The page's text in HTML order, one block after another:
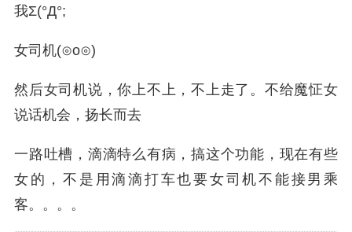
我Σ(°Д°;
女司机(⊙o⊙)
然后女司机说，你上不上，不上走了。不给魔怔女
说话机会，扬长而去
一路吐槽，滴滴特么有病，搞这个功能，现在有些
女的，不是用滴滴打车也要女司机不能接男乘
客。。。。